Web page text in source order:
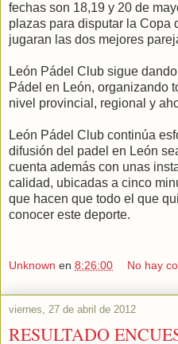
fechas son 18,19 y 20 de
plazas para disputar la Copa
jugaran las dos mejores
León Pádel Club sigue
Pádel en León, organizando
nivel provincial, regional y
León Pádel Club continúa
difusión del padel en León
cuenta además con unas
calidad, ubicadas a cinco
que hacen que todo el que
conocer este deporte.
Unknown en 8:26:00 No hay
viernes, 27 de abril de 2012
RESULTADO